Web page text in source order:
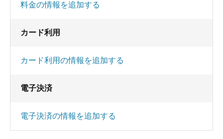
料金の情報を追加する
カード利用
カード利用の情報を追加する
電子決済
電子決済の情報を追加する